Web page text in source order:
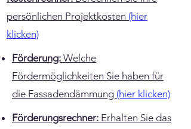
persönlichen Projektkosten (hier
klicken)
Förderung: Welche
Fördermöglichkeiten Sie haben für
die Fassadendämmung (hier klicken)
Förderungsrechner: Erhalten Sie das